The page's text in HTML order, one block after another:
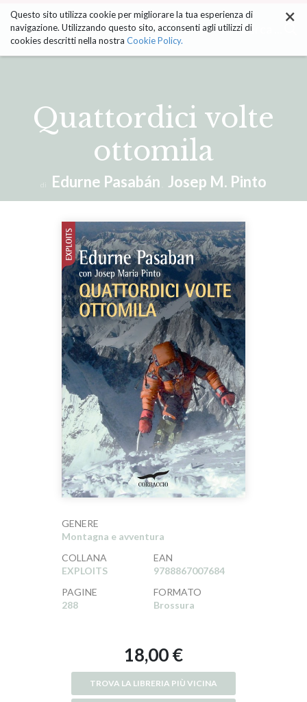
ai
contenuti.
|
Salta
Cerca ... ×
Questo sito utilizza cookie per migliorare la tua esperienza di
navigazione. Utilizzando questo sito, acconsenti agli utilizzi di
cookies descritti nella nostra Cookie Policy.
Quattordici volte
ottomila
di Edurne Pasabán Josep M. Pinto
GENERE
Montagna e avventura
COLLANA
EXPLOITS
EAN
9788867007684
PAGINE
288
FORMATO
Brossura
18,00 €
TROVA LA LIBRERIA PIÙ VICINA